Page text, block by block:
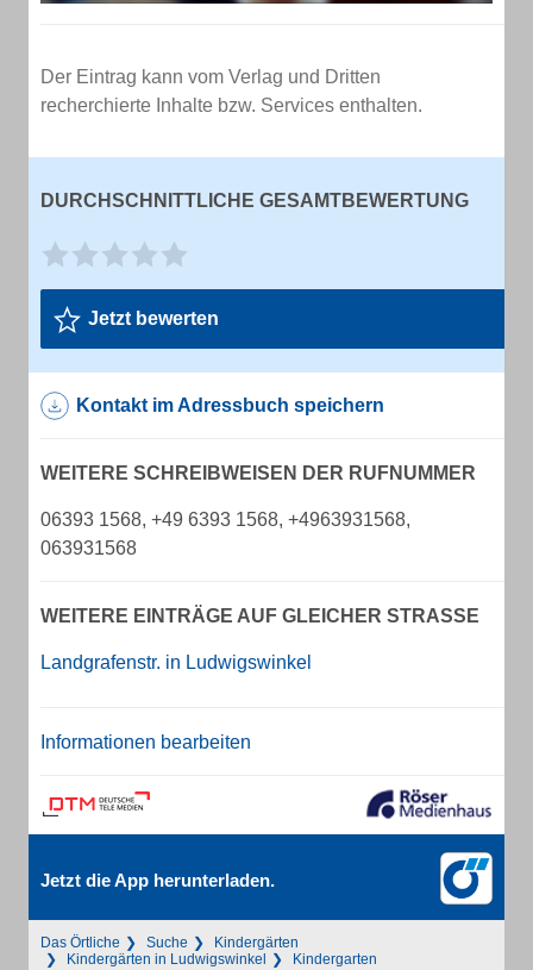
Der Eintrag kann vom Verlag und Dritten
recherchierte Inhalte bzw. Services enthalten.
DURCHSCHNITTLICHE GESAMTBEWERTUNG
Jetzt bewerten
Kontakt im Adressbuch speichern
WEITERE SCHREIBWEISEN DER RUFNUMMER
06393 1568, +49 6393 1568, +4963931568,
063931568
WEITERE EINTRÄGE AUF GLEICHER STRASSE
Landgrafenstr. in Ludwigswinkel
Informationen bearbeiten
Jetzt die App herunterladen.
Das Örtliche Suche
Kindergärten
Kindergärten in Ludwigswinkel
Kindergarten